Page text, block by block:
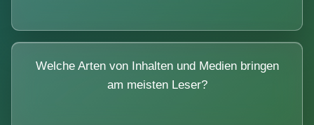
Welche Arten von Inhalten und Medien bringen
am meisten Leser?